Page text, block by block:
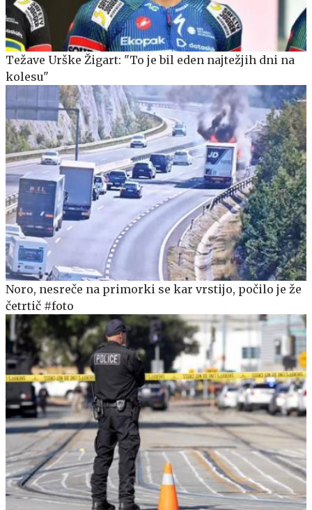
Težave Urške Žigart: "To je bil eden najtežjih dni na
kolesu"
Noro, nesreče na primorki se kar vrstijo, počilo je že
četrtič #foto